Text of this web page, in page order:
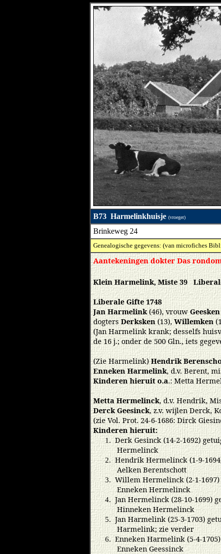
B73 Harmelinkhuisje (vroeger)
Brinkeweg 24
Genealogische gegevens: (van microfiches
Aantekeningen dokter Das
Klein Harmelink, Miste 39
Liberale Gifte 1748
Jan Harmelink(46), vrouwGeesken
dogters Derksken(13),Willemken
(Jan Harmelink krank; desselfs
de 16 j.; onder de 500 Gln., iets
(Zie Harmelink)Hendrik
Enneken Harmelink, d.v. Berent,
Kinderen hieruit o.a.: Metta
Metta Hermelinck, d.v. Hendrik,
Derck Geesinck, z.v. wijlen Derck,
(zie Vol. Prot. 24-6-1686: Dirck
Kinderen hieruit:
1. Derk Gesinck (14-2-1692)
Hermelinck
2. Hendrik Hermelinck (1-9-
Aelken Berentschott
3. Willem Hermelinck (2-1-1697)
Enneken Hermelinck
4. Jan Hermelinck (28-10-1699)
Hinneken Hermelinck
5. Jan Harmelink (25-3-1703)
Harmelink; zie verder
6. Enneken Harmelink (5-4-
Enneken Geessinck